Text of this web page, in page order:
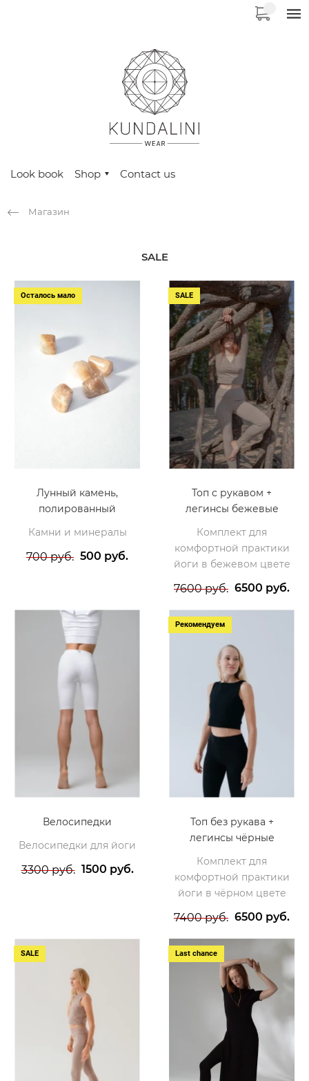
Look book Shop Contact us
Магазин
SALE
Осталось мало
Лунный камень,
полированный
Камни и минералы
700 руб. 500 руб.
SALE
Топ с рукавом +
легинсы бежевые
Комплект для
комфортной практики
йоги в бежевом цвете
7600 руб. 6500 руб.
Велосипедки
Велосипедки для йоги
3300 руб. 1500 руб.
Рекомендуем
Топ без рукава +
легинсы чёрные
Комплект для
комфортной практики
йоги в чёрном цвете
7400 руб. 6500 руб.
SALE Last chance